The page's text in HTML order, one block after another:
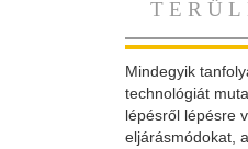
Mindegyik
technológiát
lépésről lépésre
eljárásmódokat,